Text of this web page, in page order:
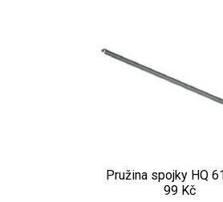
Nůžky na živý plot
Štěpkovače a drtiče
Pružina spojky HQ
99 Kč